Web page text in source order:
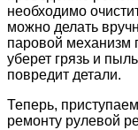
необходимо
можно делать
паровой механизм
уберет грязь и
повредит детали.
Теперь,
ремонту рулевой